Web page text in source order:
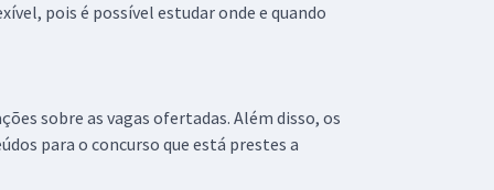
pois é possível estudar onde e quando
sobre as vagas ofertadas. Além disso, os
para o concurso que está prestes a